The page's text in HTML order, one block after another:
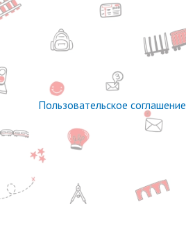
Пользовательское соглашение